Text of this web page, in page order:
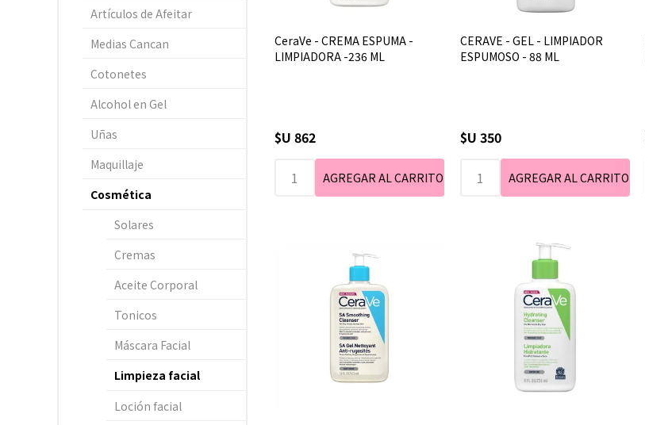
CeraVe - CREMA ESPUMA -
LIMPIADORA -236 ML
$U 862
CERAVE - GEL - LIMPIADOR
ESPUMOSO - 88 ML
$U 350
Artículos de Afeitar
Medias Cancan
Cotonetes
Alcohol en Gel
Uñas
Maquillaje
Cosmética
Solares
Cremas
Aceite Corporal
Tonicos
Máscara Facial
Limpieza facial
Loción facial